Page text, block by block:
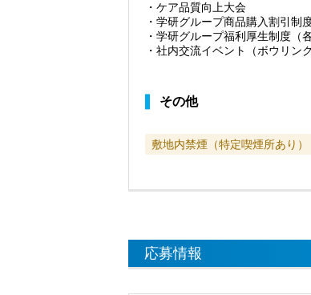
・ケア品質向上大会
・学研グループ商品購入割引制
・学研グループ福利厚生制度（
・社内交流イベント（ボウリン
その他
敷地内禁煙（特定喫煙所あり）
応募情報